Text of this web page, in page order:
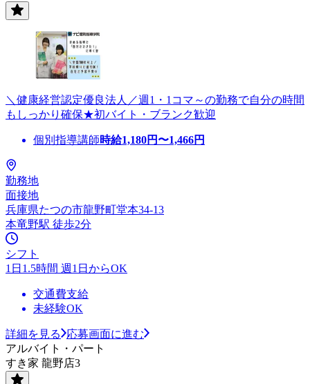
＼健康経営認定優良法人／週1・1コマ～の勤務で自分の時間
もしっかり確保★初バイト・ブランク歓迎
個別指導講師時給1,180円〜1,466円
勤務地
面接地
兵庫県たつの市龍野町堂本34-13
本竜野駅 徒歩2分
シフト
1日1.5時間 週1日からOK
交通費支給
未経験OK
詳細を見る
応募画面に進む
アルバイト・パート
すき家 龍野店3